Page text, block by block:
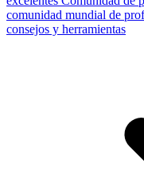
comunidad mundial de
consejos y herramientas